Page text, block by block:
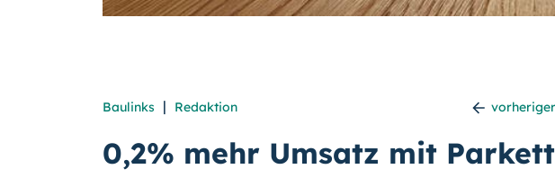
Baulinks | Redaktion
0,2% mehr Umsatz mit Parkett